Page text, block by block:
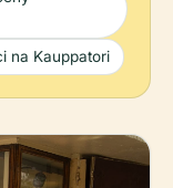
na Kauppatori